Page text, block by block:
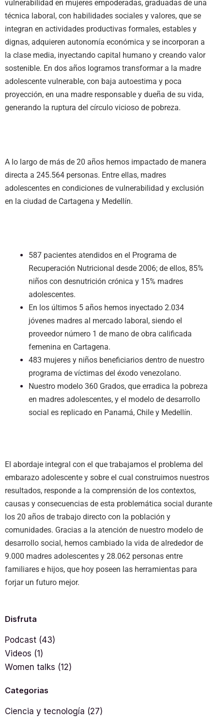
vulnerabilidad en mujeres empoderadas, graduadas de una
técnica laboral, con habilidades sociales y valores, que se
integran en actividades productivas formales, estables y
dignas, adquieren autonomía económica y se incorporan a
la clase media, inyectando capital humano y creando valor
sostenible. En dos años logramos transformar a la madre
adolescente vulnerable, con baja autoestima y poca
proyección, en una madre responsable y dueña de su vida,
generando la ruptura del círculo vicioso de pobreza.
A lo largo de más de 20 años hemos impactado de manera
directa a 245.564 personas. Entre ellas, madres
adolescentes en condiciones de vulnerabilidad y exclusión
en la ciudad de Cartagena y Medellín.
587 pacientes atendidos en el Programa de
Recuperación Nutricional desde 2006; de ellos, 85%
niños con desnutrición crónica y 15% madres
adolescentes.
En los últimos 5 años hemos inyectado 2.034
jóvenes madres al mercado laboral, siendo el
proveedor número 1 de mano de obra calificada
femenina en Cartagena.
483 mujeres y niños beneficiarios dentro de nuestro
programa de víctimas del éxodo venezolano.
Nuestro modelo 360 Grados, que erradica la pobreza
en madres adolescentes, y el modelo de desarrollo
social es replicado en Panamá, Chile y Medellín.
El abordaje integral con el que trabajamos el problema del
embarazo adolescente y sobre el cual construimos nuestros
resultados, responde a la comprensión de los contextos,
causas y consecuencias de esta problemática social durante
los 20 años de trabajo directo con la población y
comunidades. Gracias a la atención de nuestro modelo de
desarrollo social, hemos cambiado la vida de alrededor de
9.000 madres adolescentes y 28.062 personas entre
familiares e hijos, que hoy poseen las herramientas para
forjar un futuro mejor.
Disfruta
Podcast (43)
Videos (1)
Women talks (12)
Categorias
Ciencia y tecnología (27)